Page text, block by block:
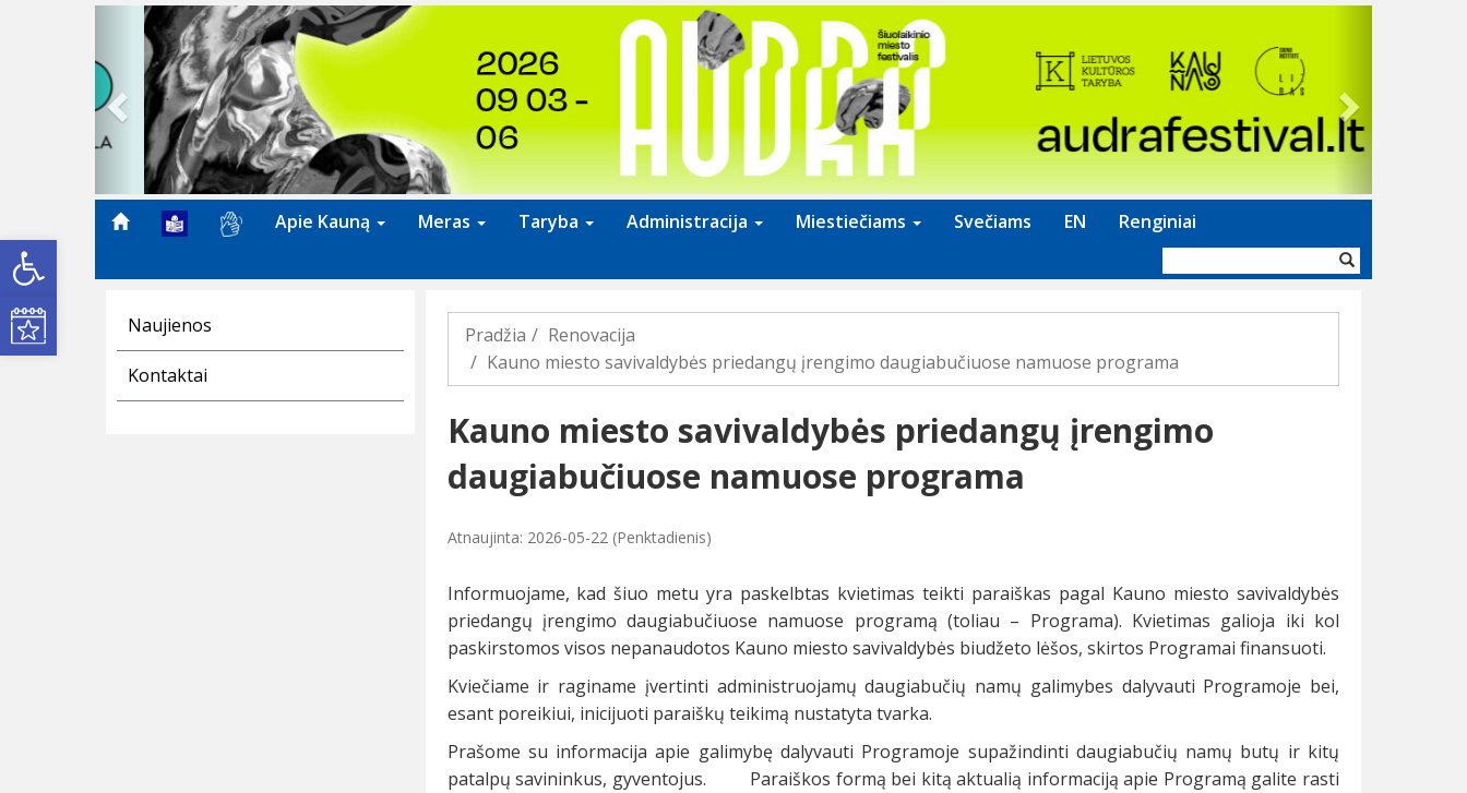
Open toolbar
Kultūros renginiai
Previous
Apie Kauną Meras Taryba Administracija Miestiečiams Svečiams EN Renginiai
forma
Naujienos
Kontaktai
Pradžia
Renovacija
Kauno miesto savivaldybės priedangų įrengimo daugiabučiuose namuose programa
Kauno miesto savivaldybės priedangų įrengimo
daugiabučiuose namuose programa
Atnaujinta: 2026-05-22 (Penktadienis)
Informuojame, kad šiuo metu yra paskelbtas kvietimas teikti paraiškas pagal Kauno miesto savivaldybės
priedangų įrengimo daugiabučiuose namuose programą (toliau – Programa). Kvietimas galioja iki kol
paskirstomos visos nepanaudotos Kauno miesto savivaldybės biudžeto lėšos, skirtos Programai finansuoti.
Kviečiame ir raginame įvertinti administruojamų daugiabučių namų galimybes dalyvauti Programoje bei,
esant poreikiui, inicijuoti paraiškų teikimą nustatyta tvarka.
Prašome su informacija apie galimybę dalyvauti Programoje supažindinti daugiabučių namų butų ir kitų
patalpų savininkus, gyventojus. Paraiškos formą bei kitą aktualią informaciją apie Programą galite rasti